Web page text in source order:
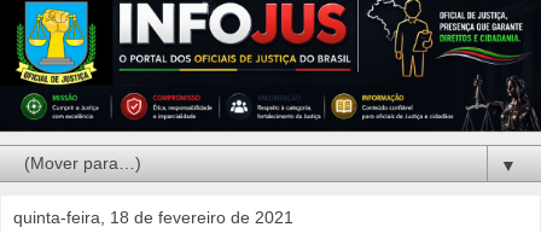
▼
quinta-feira, 18 de fevereiro de 2021